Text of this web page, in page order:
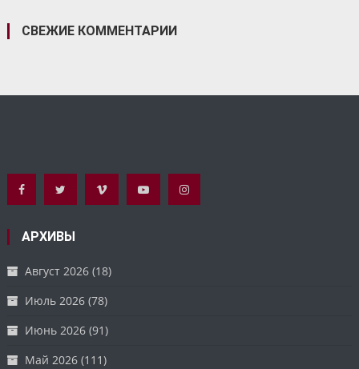
СВЕЖИЕ КОММЕНТАРИИ
АРХИВЫ
Август 2026 (18)
Июль 2026 (78)
Июнь 2026 (91)
Май 2026 (111)